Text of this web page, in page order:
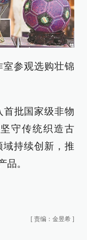
室参观选购壮锦
首批国家级非物
守传统织造古
持续创新，推
品。
[ 责编：金昱希 ]